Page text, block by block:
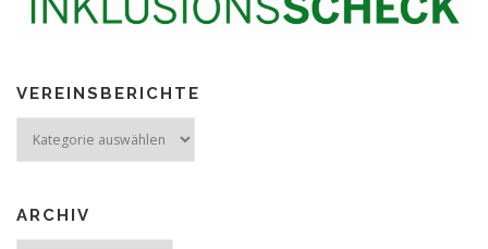
VEREINSBERICHTE
ARCHIV